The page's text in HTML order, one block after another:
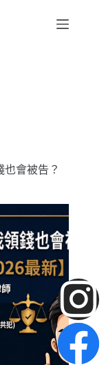
會被告？